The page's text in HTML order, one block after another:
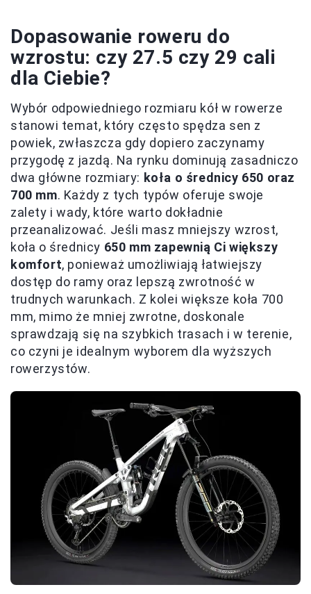
Dopasowanie roweru do
wzrostu: czy 27.5 czy 29 cali
dla Ciebie?
Wybór odpowiedniego rozmiaru kół w rowerze
stanowi temat, który często spędza sen z
powiek, zwłaszcza gdy dopiero zaczynamy
przygodę z jazdą. Na rynku dominują zasadniczo
dwa główne rozmiary: koła o średnicy 650 oraz
700 mm. Każdy z tych typów oferuje swoje
zalety i wady, które warto dokładnie
przeanalizować. Jeśli masz mniejszy wzrost,
koła o średnicy 650 mm zapewnią Ci większy
komfort, ponieważ umożliwiają łatwiejszy
dostęp do ramy oraz lepszą zwrotność w
trudnych warunkach. Z kolei większe koła 700
mm, mimo że mniej zwrotne, doskonale
sprawdzają się na szybkich trasach i w terenie,
co czyni je idealnym wyborem dla wyższych
rowerzystów.